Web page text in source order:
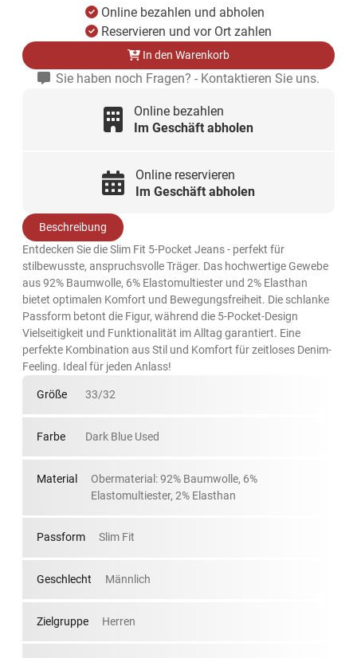
Online bezahlen und abholen
Reservieren und vor Ort zahlen
In den Warenkorb
Sie haben noch Fragen? - Kontaktieren Sie uns.
Online bezahlen
Im Geschäft abholen
Online reservieren
Im Geschäft abholen
Beschreibung
Entdecken Sie die Slim Fit 5-Pocket Jeans - perfekt für
stilbewusste, anspruchsvolle Träger. Das hochwertige Gewebe
aus 92% Baumwolle, 6% Elastomultiester und 2% Elasthan
bietet optimalen Komfort und Bewegungsfreiheit. Die schlanke
Passform betont die Figur, während die 5-Pocket-Design
Vielseitigkeit und Funktionalität im Alltag garantiert. Eine
perfekte Kombination aus Stil und Komfort für zeitloses Denim-
Feeling. Ideal für jeden Anlass!
Größe 33/32
Farbe Dark Blue Used
Material
Obermaterial: 92% Baumwolle, 6%
Elastomultiester, 2% Elasthan
Passform Slim Fit
Geschlecht Männlich
Zielgruppe Herren